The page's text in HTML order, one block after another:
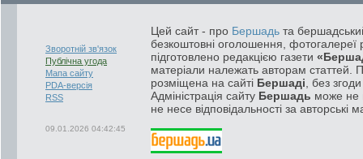
Зворотній зв'язок
Публічна угода
Мапа сайту
PDA-версія
RSS
09.01.2026 04:42:45
Цей сайт - про Бершадь та
безкоштовні оголошення, фотогалереї
підготовлено редакцією газети
матеріали належать авторам статтей.
розміщена на сайті Бершаді , без
Адміністрація сайту Бершадь може не
не несе відповідальності за авторські